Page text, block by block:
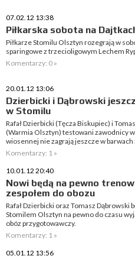
07.02.12 13:38
Piłkarska sobota na
Piłkarze Stomilu Olsztyn rozegrają w
sparingowe z trzecioligowym Lechem
Komentarzy: 0 »
20.01.12 13:06
Dzierbicki i Dąbrowski
w Stomilu
Rafał Dzierbicki (Tęcza Biskupiec) i
(Warmia Olsztyn) testowani zawodnicy
wiosennej nie zagrają jeszcze w
Komentarzy: 1 »
10.01.12 20:40
Nowi będą na pewno
zespołem do obozu
Rafał Dzierbicki oraz Tomasz Dąbrowski
Stomilem Olsztyn na pewno do czasu
obóz przygotowawczy.
Komentarzy: 1 »
05.01.12 13:56